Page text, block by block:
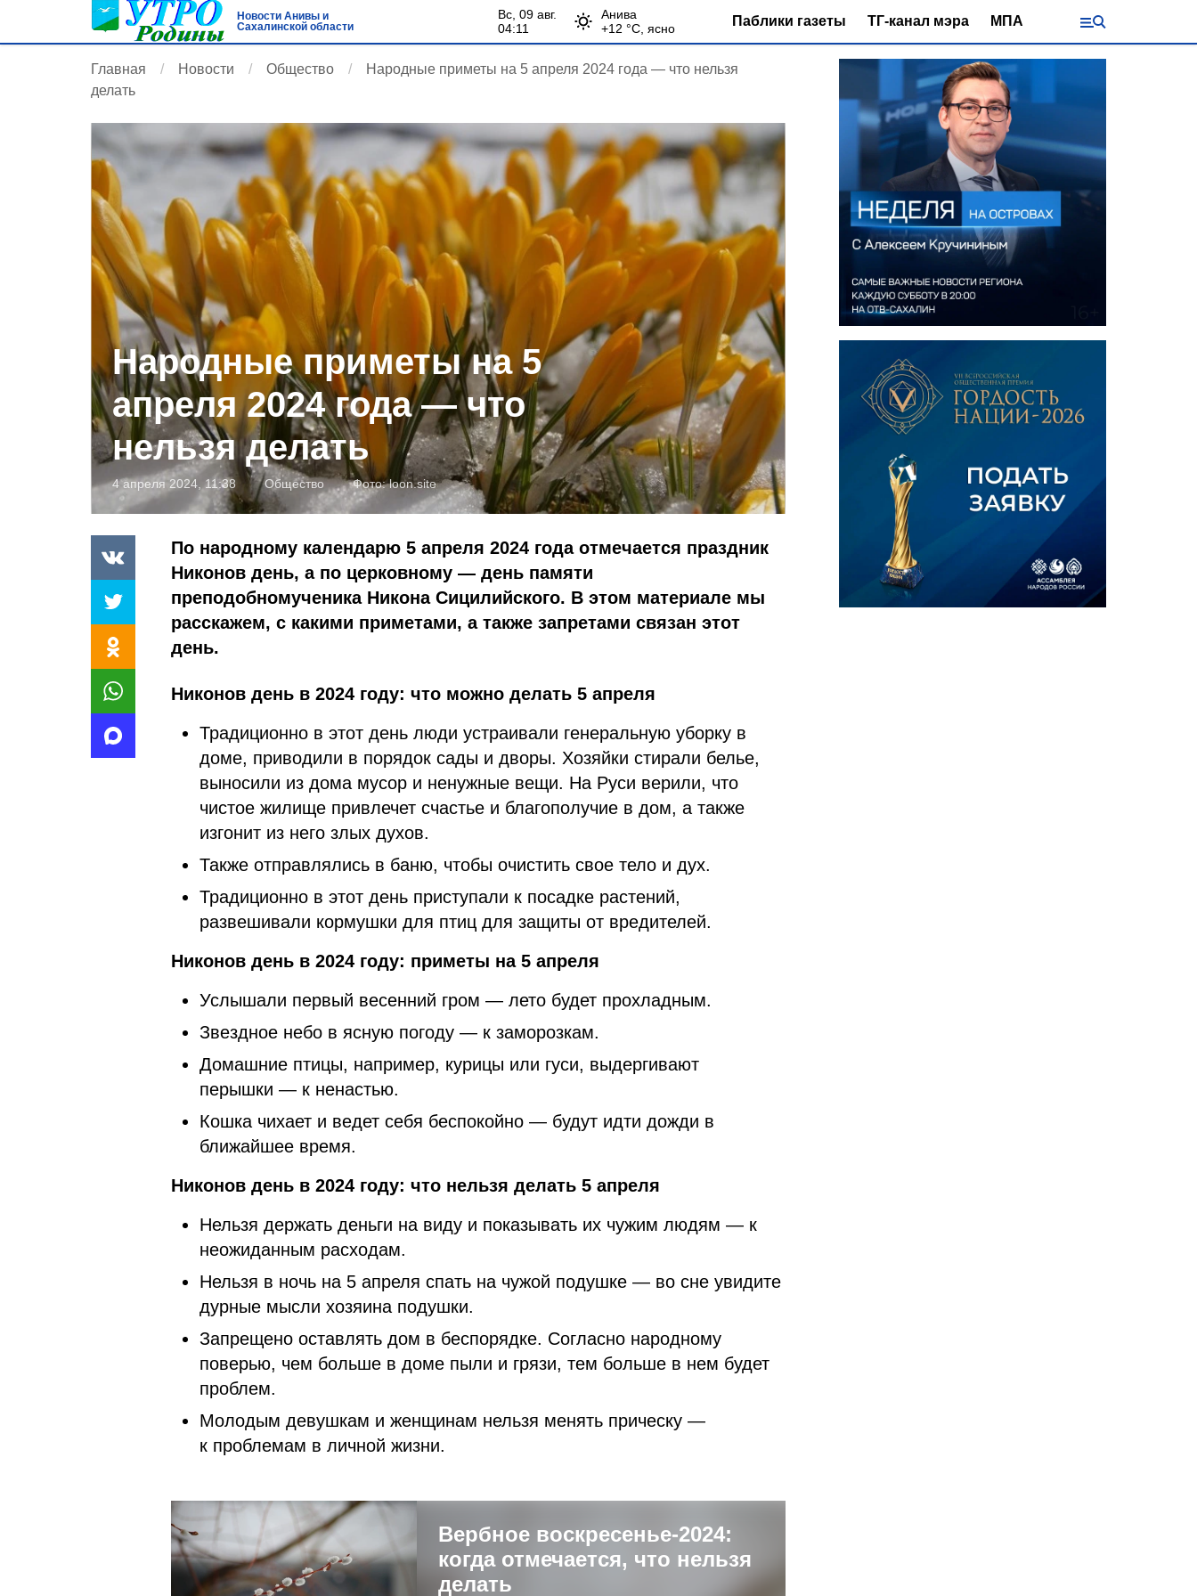
Новости Анивы и
Сахалинской области
вс, 09 авг.
04:11
Анива
+12 °С, ясно Паблики газеты ТГ-канал мэра МПА
Главная Новости Общество
Народные приметы на 5 апреля 2024 года — что нельзя
делать
Народные приметы на 5
апреля 2024 года — что
нельзя делать
4 апреля 2024, 11:38 Общество Фото:loon.site
По народному календарю 5 апреля 2024 года отмечается праздник
Никонов день, а по церковному — день памяти
преподобномученика Никона Сицилийского. В этом материале мы
расскажем, с какими приметами, а также запретами связан этот
день.
Никонов день в 2024 году: что можно делать 5 апреля
Традиционно в этот день люди устраивали генеральную уборку в
доме, приводили в порядок сады и дворы. Хозяйки стирали белье,
выносили из дома мусор и ненужные вещи. На Руси верили, что
чистое жилище привлечет счастье и благополучие в дом, а также
изгонит из него злых духов.
Также отправлялись в баню, чтобы очистить свое тело и дух.
Традиционно в этот день приступали к посадке растений,
развешивали кормушки для птиц для защиты от вредителей.
Никонов день в 2024 году: приметы на 5 апреля
Услышали первый весенний гром — лето будет прохладным.
Звездное небо в ясную погоду — к заморозкам.
Домашние птицы, например, курицы или гуси, выдергивают
перышки — к ненастью.
Кошка чихает и ведет себя беспокойно — будут идти дожди в
ближайшее время.
Никонов день в 2024 году: что нельзя делать 5 апреля
Нельзя держать деньги на виду и показывать их чужим людям — к
неожиданным расходам.
Нельзя в ночь на 5 апреля спать на чужой подушке — во сне увидите
дурные мысли хозяина подушки.
Запрещено оставлять дом в беспорядке. Согласно народному
поверью, чем больше в доме пыли и грязи, тем больше в нем будет
проблем.
Молодым девушкам и женщинам нельзя менять прическу —
к проблемам в личной жизни.
Вербное воскресенье-2024:
когда отмечается, что нельзя
делать